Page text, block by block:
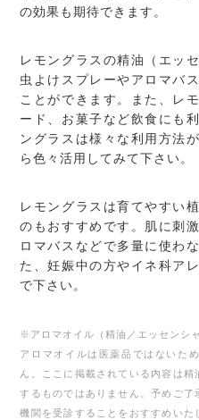
の効果も期待できます。
レモングラスの精油（エッ
虫よけスプレーやアロマバ
ことができます。また、レ
ード、お菓子など飲食にも
ングラスは様々な利用方法
ら色々活用してみて下さい。
レモングラスは育てやすい
のもおすすめです。肌に刺
ロマバスなどで多量に使わ
た、妊娠中の方やイネ科ア
で下さい。
※アロマオイル（精油／エッセンシ
アロマオイルは医薬品ではないた
ん。
ここに掲載されている内容は
するものではありません。予めご了
機関を受診することをおすすめいた